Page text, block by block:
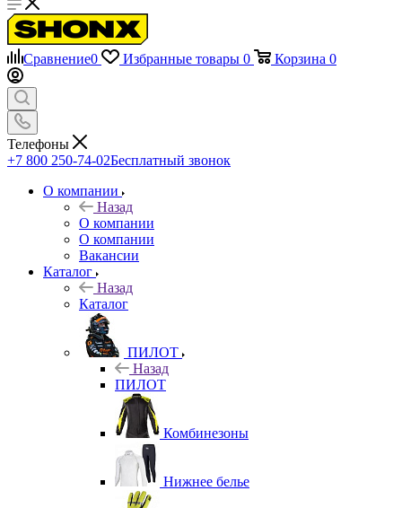
Сравнение0 Избранные товары 0 Корзина 0
Телефоны
+7 800 250-74-02Бесплатный звонок
О компании
Назад
О компании
О компании
Вакансии
Каталог
Назад
Каталог
ПИЛОТ
Назад
ПИЛОТ
Комбинезоны
Нижнее белье